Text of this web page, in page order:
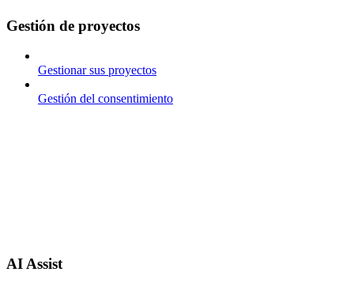
Gestión de proyectos
Gestionar sus proyectos
Gestión del consentimiento
AI Assist